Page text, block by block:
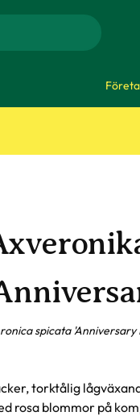
spicata 'Anniversary
torktålig
rosa blommor på